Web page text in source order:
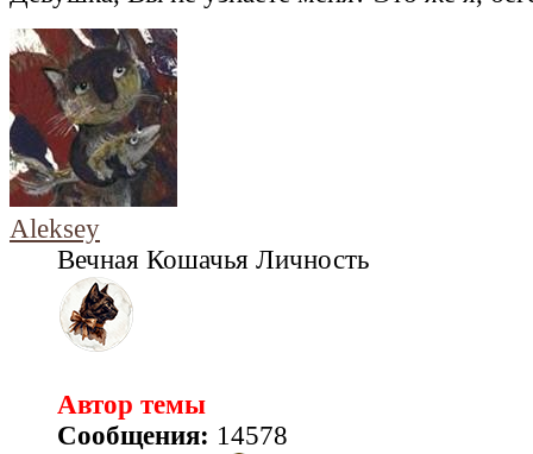
Aleksey
Вечная Кошачья Личность
Автор темы
Сообщения: 14578